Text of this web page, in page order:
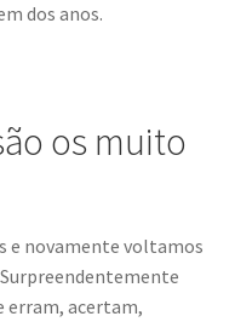
dos anos.
os muito
e novamente voltamos
Surpreendentemente
erram, acertam,